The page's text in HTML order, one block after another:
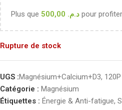
Plus que د.م. pour
Rupture de stock
UGS :Magnésium+Calcium+D3, 120P
Catégorie : Magnésium
Étiquettes : Énergie & Anti-fatigue,